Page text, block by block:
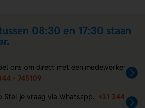
08:30 en 17:30 staan
ons om direct met een medewerker
- 745109
Stel je vraag via Whatsapp. +31 344